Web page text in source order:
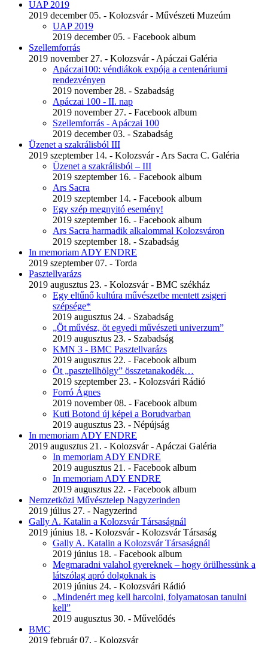
UAP 2019
2019 december 05. - Kolozsvár - Művészeti Muzeúm
UAP 2019
2019 december 05. - Facebook album
Szellemforrás
2019 november 27. - Kolozsvár - Apáczai Galéria
Apáczai100: véndiákok expója a centenáriumi
rendezvényen
2019 november 28. - Szabadság
Apáczai 100 - II. nap
2019 november 27. - Facebook album
Szellemforrás - Apáczai 100
2019 december 03. - Szabadság
Üzenet a szakrálisból III
2019 szeptember 14. - Kolozsvár - Ars Sacra C. Galéria
Üzenet a szakrálisból – III
2019 szeptember 16. - Facebook album
Ars Sacra
2019 szeptember 14. - Facebook album
Egy szép megnyitó esemény!
2019 szeptember 16. - Facebook album
Ars Sacra harmadik alkalommal Kolozsváron
2019 szeptember 18. - Szabadság
In memoriam ADY ENDRE
2019 szeptember 07. - Torda
Pasztellvarázs
2019 augusztus 23. - Kolozsvár - BMC székház
Egy eltűnő kultúra művészetbe mentett zsigeri
szépsége*
2019 augusztus 24. - Szabadság
„Öt művész, öt egyedi művészeti univerzum”
2019 augusztus 23. - Szabadság
KMN 3 - BMC Pasztellvarázs
2019 augusztus 22. - Facebook album
Öt „pasztellhölgy” összetanakodék…
2019 szeptember 23. - Kolozsvári Rádió
Forró Ágnes
2019 november 08. - Facebook album
Kuti Botond új képei a Borudvarban
2019 augusztus 23. - Népújság
In memoriam ADY ENDRE
2019 augusztus 21. - Kolozsvár - Apáczai Galéria
In memoriam ADY ENDRE
2019 augusztus 21. - Facebook album
In memoriam ADY ENDRE
2019 augusztus 22. - Facebook album
Nemzetközi Művésztelep Nagyzerinden
2019 július 27. - Nagyzerind
Gally A. Katalin a Kolozsvár Társaságnál
2019 június 18. - Kolozsvár - Kolozsvár Társaság
Gally A. Katalin a Kolozsvár Társaságnál
2019 június 18. - Facebook album
Megmaradni valahol gyereknek – hogy örülhessünk a
látszólag apró dolgoknak is
2019 június 24. - Kolozsvári Rádió
„Mindenért meg kell harcolni, folyamatosan tanulni
kell”
2019 augusztus 30. - Művelődés
BMC
2019 február 07. - Kolozsvár